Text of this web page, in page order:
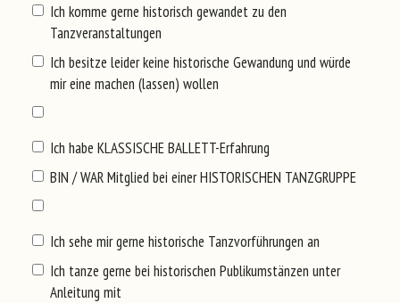
Ich komme gerne historisch gewandet zu den
Tanzveranstaltungen
Ich besitze leider keine historische Gewandung und würde
mir eine machen (lassen) wollen
Ich habe KLASSISCHE BALLETT-Erfahrung
BIN / WAR Mitglied bei einer HISTORISCHEN TANZGRUPPE
Ich sehe mir gerne historische Tanzvorführungen an
Ich tanze gerne bei historischen Publikumstänzen unter
Anleitung mit